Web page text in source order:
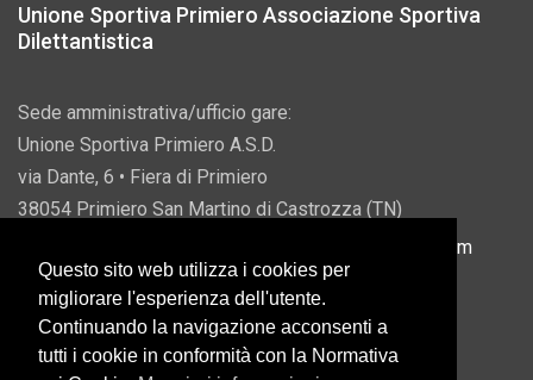
Unione Sportiva Primiero Associazione Sportiva
Dilettantistica
Sede amministrativa/ufficio gare:
Unione Sportiva Primiero A.S.D.
via Dante, 6 • Fiera di Primiero
38054 Primiero San Martino di Castrozza (TN)
info@usprimiero.com
Vantaggi da Pubblica Amministrazione
Questo sito web utilizza i cookies per
migliorare l'esperienza dell'utente.
Continuando la navigazione acconsenti a
tutti i cookie in conformità con la Normativa